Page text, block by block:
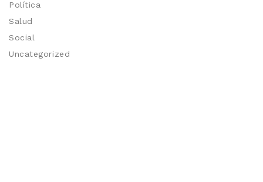
Política
Salud
Social
Uncategorized